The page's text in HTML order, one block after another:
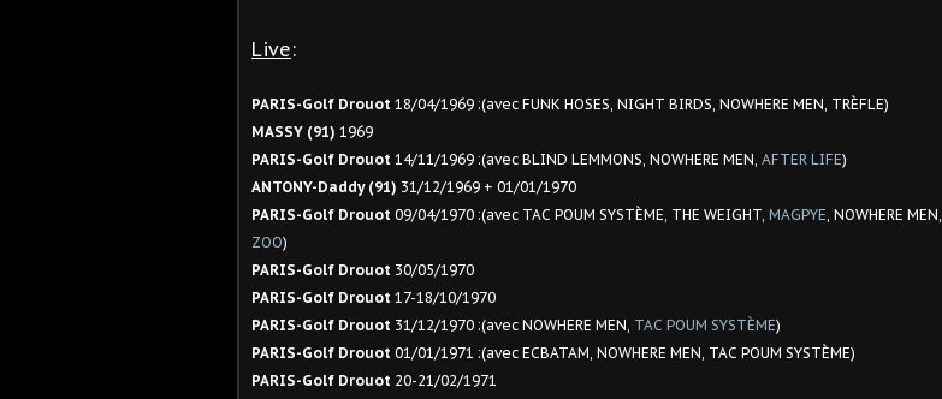
Live:
PARIS-Golf Drouot 18/04/1969 :(avec FUNK HOSES, NIGHT BIRDS, NOWHERE MEN, TRÈFLE)
MASSY (91) 1969
PARIS-Golf Drouot 14/11/1969 :(avec BLIND LEMMONS, NOWHERE MEN, AFTER LIFE)
ANTONY-Daddy (91) 31/12/1969 + 01/01/1970
PARIS-Golf Drouot 09/04/1970 :(avec TAC POUM SYSTÈME, THE WEIGHT, MAGPYE, NOWHERE MEN,
ZOO)
PARIS-Golf Drouot 30/05/1970
PARIS-Golf Drouot 17-18/10/1970
PARIS-Golf Drouot 31/12/1970 :(avec NOWHERE MEN, TAC POUM SYSTÈME)
PARIS-Golf Drouot 01/01/1971 :(avec ECBATAM, NOWHERE MEN, TAC POUM SYSTÈME)
PARIS-Golf Drouot 20-21/02/1971